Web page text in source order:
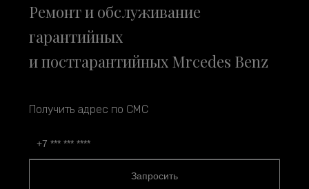
Ремонт и обслуживание
гарантийных
и постгарантийных Mrcedes Benz
Получить адрес по СМС
Запросить